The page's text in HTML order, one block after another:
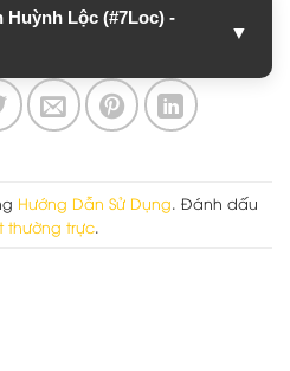
Lộc (#7Loc) -
▼
Hướng Dẫn Sử Dụng . Đánh dấu
thường trực.